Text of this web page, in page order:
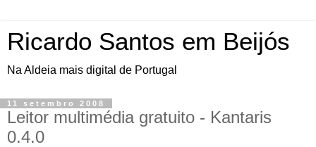
Ricardo Santos em Beijós
Na Aldeia mais digital de Portugal
11 setembro 2008
Leitor multimédia gratuito - Kantaris
0.4.0